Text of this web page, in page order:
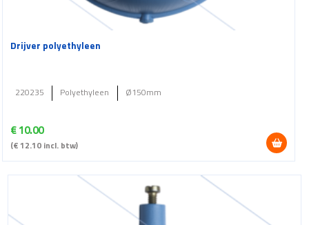
Drijver polyethyleen
€10.00
(€ 12.10 incl. btw)
220235 Polyethyleen Ø150mm